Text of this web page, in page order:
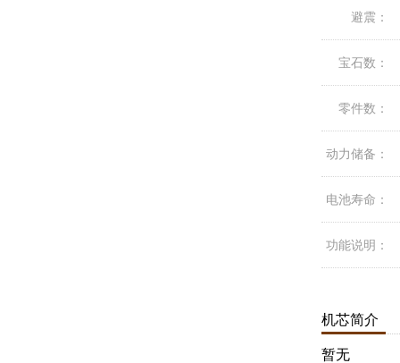
避震：
宝石数：
零件数：
动力储备：
电池寿命：
功能说明：
机芯简介
暂无